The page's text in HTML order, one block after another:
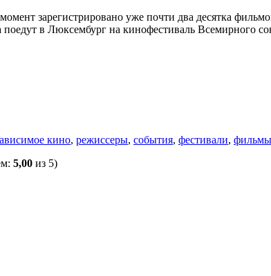
зарегистрировано уже почти два десятка
в Люксембург на кинофестиваль Всемирного
кино, режиссеры, события, фестивали, фильмы
5,00 из 5)